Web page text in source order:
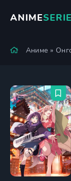
ANIME
Аниме »